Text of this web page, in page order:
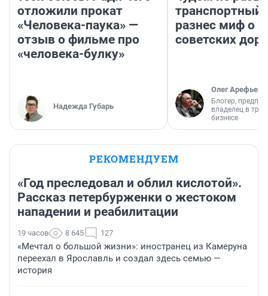
отложили прокат
«Человека-паука» —
отзыв о фильме про
«человека-булку»
Надежда Губарь
транспортный
разнес миф о
советских
Олег Арефьев
Блогер,
владелец в
бизнесе
РЕКОМЕНДУЕМ
«Год преследовал и облил кислотой».
Рассказ петербурженки о жестоком
нападении и реабилитации
19 часов 8 645 127
«Мечтал о большой жизни»: иностранец из Камеруна
переехал в Ярославль и создал здесь семью —
история